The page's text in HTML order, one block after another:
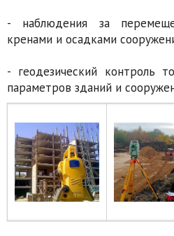
- наблюдения за
кренами и осадками
- геодезический контроль
параметров зданий и